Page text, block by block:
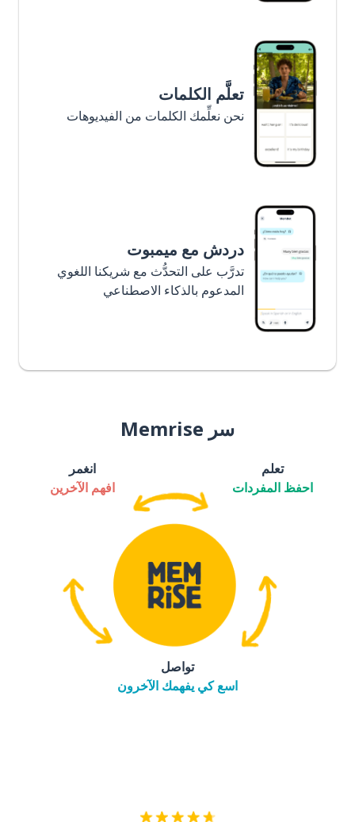
تعلَّم الكلمات
نحن نعلِّمك الكلمات من الفيديوهات
دردش مع ميمبوت
تدرَّب على التحدُّث مع شريكنا اللغوي
المدعوم بالذكاء الاصطناعي
سر Memrise
تعلم
احفظ المفردات
انغمر
افهم الآخرين
تواصل
اسع كي يفهمك الآخرون